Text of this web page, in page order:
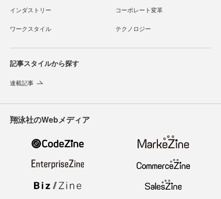
インダストリー コーポレート変革
ワークスタイル テクノロジー
記事スタイルから探す
連載記事
翔泳社のWebメディア